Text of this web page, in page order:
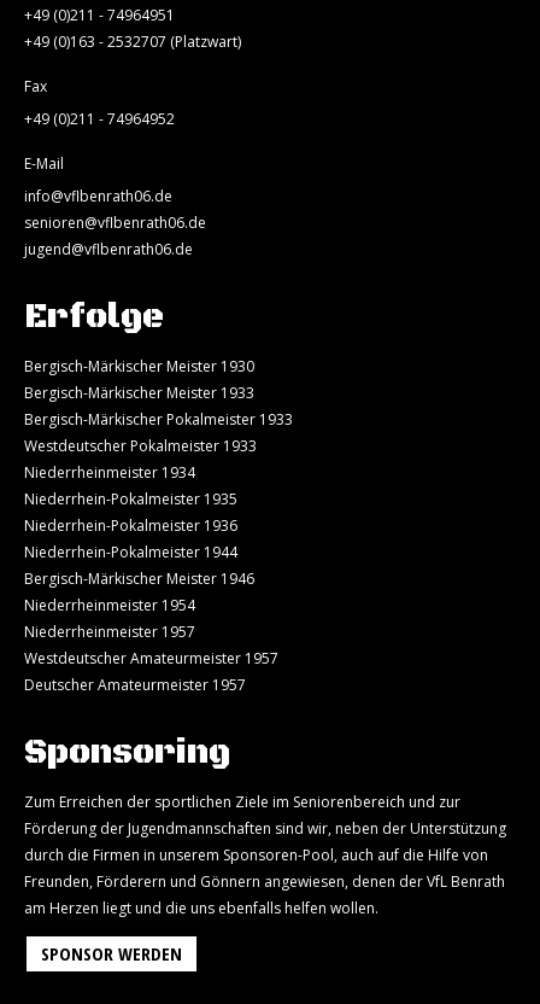
+49 (0)211 - 74964951
+49 (0)163 - 2532707 (Platzwart)
Fax
+49 (0)211 - 74964952
E-Mail
info@vflbenrath06.de
senioren@vflbenrath06.de
jugend@vflbenrath06.de
Erfolge
Bergisch-Märkischer Meister 1930
Bergisch-Märkischer Meister 1933
Bergisch-Märkischer Pokalmeister 1933
Westdeutscher Pokalmeister 1933
Niederrheinmeister 1934
Niederrhein-Pokalmeister 1935
Niederrhein-Pokalmeister 1936
Niederrhein-Pokalmeister 1944
Bergisch-Märkischer Meister 1946
Niederrheinmeister 1954
Niederrheinmeister 1957
Westdeutscher Amateurmeister 1957
Deutscher Amateurmeister 1957
Sponsoring
Zum Erreichen der sportlichen Ziele im Seniorenbereich und zur
Förderung der Jugendmannschaften sind wir, neben der Unterstützung
durch die Firmen in unserem Sponsoren-Pool, auch auf die Hilfe von
Freunden, Förderern und Gönnern angewiesen, denen der VfL Benrath
am Herzen liegt und die uns ebenfalls helfen wollen.
SPONSOR WERDEN